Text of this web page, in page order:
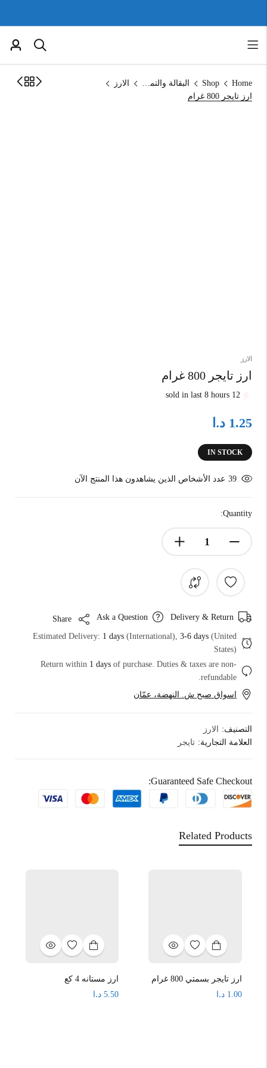
Home
Shop البقالة والتموين
الارز
ارز تايجر 800 غرام
الارز
ارز تايجر 800 غرام
12 sold in last 8 hours
1.25 د.ا
IN STOCK
39 عدد الأشخاص الذين يشاهدون هذا المنتج الآن
Quantity:
Delivery & Return
Ask a Question
Estimated Delivery: 1 days (International), 3-6 days (United
States)
Return within 1 days of purchase. Duties & taxes are non-
refundable.
اسواق صبح ش. النهضة، عمّان
التصنيف:
الارز
العلامة التجارية: تايجر
Guaranteed Safe Checkout:
Related Products
ارز تايجر بسمتي 800 غرام
1.00 د.ا
ارز مستانه 4 كع
5.50 د.ا